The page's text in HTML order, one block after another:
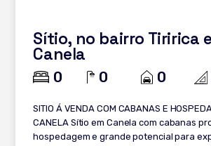
Sítio, no bairro Tiririca
Canela
0 0 0
SITIO Á VENDA COM CABANAS E HOSPEDAGEM EM
CANELA Sítio em Canela com cabanas prontas para
hospedagem e grande potencial para